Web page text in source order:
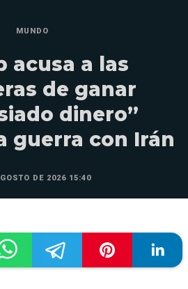
MUNDO
acusa a las
de ganar
dinero”
guerra con Irán
DE 2026 15:40